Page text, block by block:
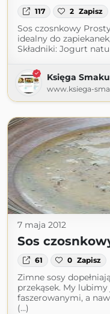
117 2 Zapisz
Sos czosnkowy
idealny do
Składniki: Jogurt
Księga Smaku
www.ksiega-
7 maja 2012
Sos
61 0 Zapisz
Zimne sosy
przekąsek. My
faszerowanymi, a
(...)